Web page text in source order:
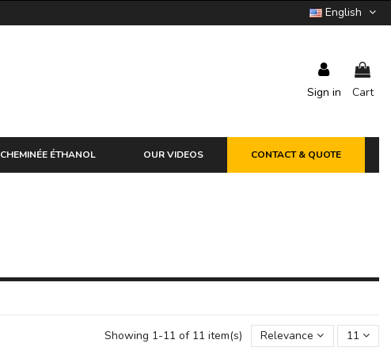
English
Sign in Cart
CHEMINÉE ÉTHANOL OUR VIDEOS CONTACT & QUOTE
Showing 1-11 of 11 item(s) Relevance 11